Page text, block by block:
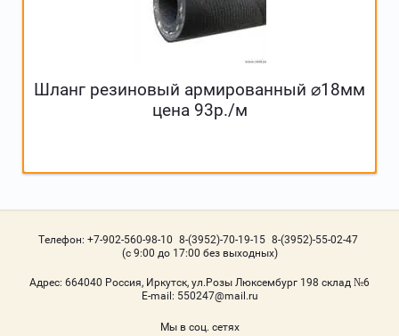
Шланг резиновый армированный ⌀18мм
цена 93р./м
Телефон: +7-902-560-98-10 8-(3952)-70-19-15 8-(3952)-55-02-47
(с 9:00 до 17:00 без выходных)
Адрес: 664040 Россия, Иркутск, ул.Розы Люксембург 198 склад №6
Е-mail: 550247@mail.ru
Мы в соц. сетях